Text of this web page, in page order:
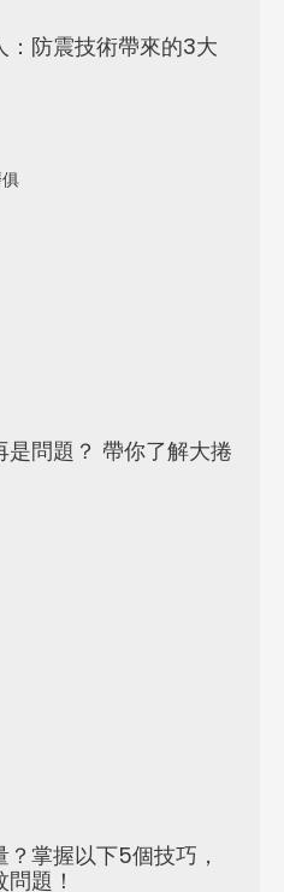
：防震技術帶來的3大
是問題？ 帶你了解大捲
掌握以下5個技巧，
題！